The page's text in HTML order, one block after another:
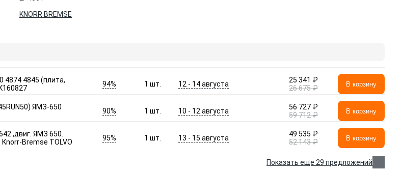
KNORR BREMSE
4874 4845 (плита,
94% 1шт. 12 - 14 августа
25 341 ₽
26 675 ₽
В корзину
ЯМЗ-650
90% 1шт. 10 - 12 августа
56 727 ₽
59 712 ₽
В корзину
,двиг. ЯМЗ 650.
Bremse TOLVO
95% 1шт. 13 - 15 августа
49 535 ₽
52 143 ₽
В корзину
Показать еще 29 предложений